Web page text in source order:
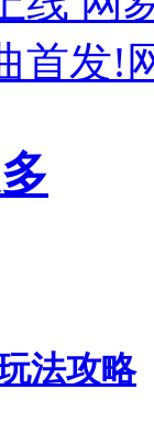
首发!
法攻略